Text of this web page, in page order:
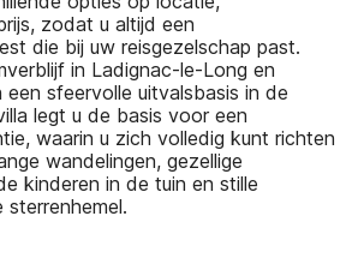
zodat u altijd een
die bij uw reisgezelschap past.
in Ladignac-le-Long en
sfeervolle uitvalsbasis in de
legt u de basis voor een
waarin u zich volledig kunt richten
wandelingen, gezellige
kinderen in de tuin en stille